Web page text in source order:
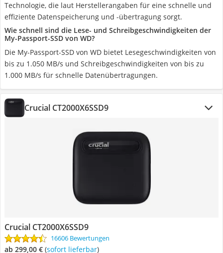
Technologie, die laut Herstellerangaben für eine schnelle und
effiziente Datenspeicherung und -übertragung sorgt.
Wie schnell sind die Lese- und Schreibgeschwindigkeiten der
My-Passport-SSD von WD?
Die My-Passport-SSD von WD bietet Lesegeschwindigkeiten von
bis zu 1.050 MB/s und Schreibgeschwindigkeiten von bis zu
1.000 MB/s für schnelle Datenübertragungen.
Crucial CT2000X6SSD9
Crucial CT2000X6SSD9
16606 Bewertungen
ab 299,00 € ( Sofort lieferbar)